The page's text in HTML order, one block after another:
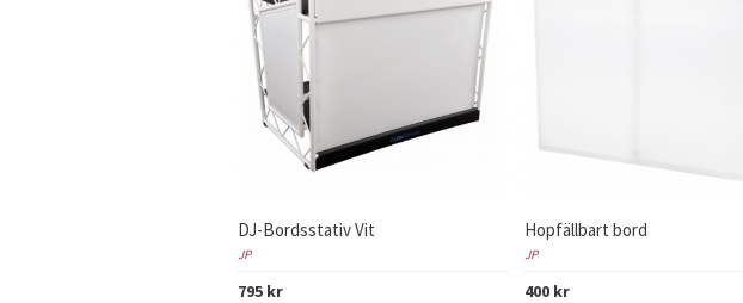
DJ-Bordsstativ Vit
JP
795 kr
Hopfällbart bord
JP
400 kr